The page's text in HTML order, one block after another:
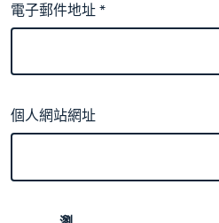
電子郵件地址*
個人網站網址